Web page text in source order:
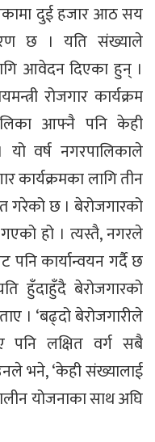
दुई हजार आठ सय
छ । यति संख्याले
आवेदन दिएका हुन् ।
रोजगार कार्यक्रम
आफ्नै पनि केही
वर्ष नगरपालिकाले
कार्यक्रमका लागि तीन
गरेको छ । बेरोजगारको
हो । त्यस्तै, नगरले
पनि कार्यान्वयन गर्दै छ
हुँदाहुँदै बेरोजगारको
। ‘बढ्दो बेरोजगारीले
पनि लक्षित वर्ग सबै
भने, ‘केही संख्यालाई
योजनाका साथ अघि